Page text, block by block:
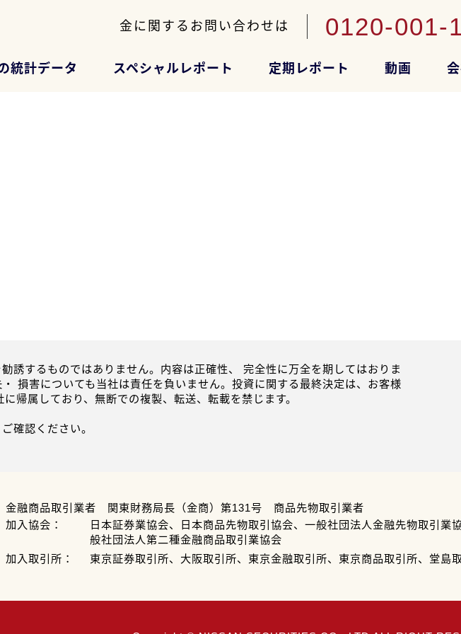
金に関するお問い合わせは 0120-001-
統計データ スペシャルレポート 定期レポート 動画
誘するものではありません。内容は正確性、 完全性に万全を期してはおりま
損害についても当社は責任を負いません。投資に関する最終決定は、お客様
帰属しており、無断での複製、転送、転載を禁じます。
確認ください。
金融商品取引業者 関東財務局長（金商）第131号 商品先物取引業者
加入協会：
日本証券業協会、日本商品先物取引協会、一般社団法人金融先物取引業
般社団法人第二種金融商品取引業協会
加入取引所：
東京証券取引所、大阪取引所、東京金融取引所、東京商品取引所、堂島